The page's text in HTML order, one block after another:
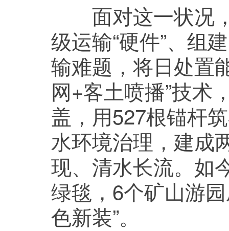
面对这一状况，
级运输“硬件”、组
输难题，将日处置
网+客土喷播”技术
盖，用527根锚杆
水环境治理，建成
现、清水长流。如
绿毯，6个矿山游
色新装”。